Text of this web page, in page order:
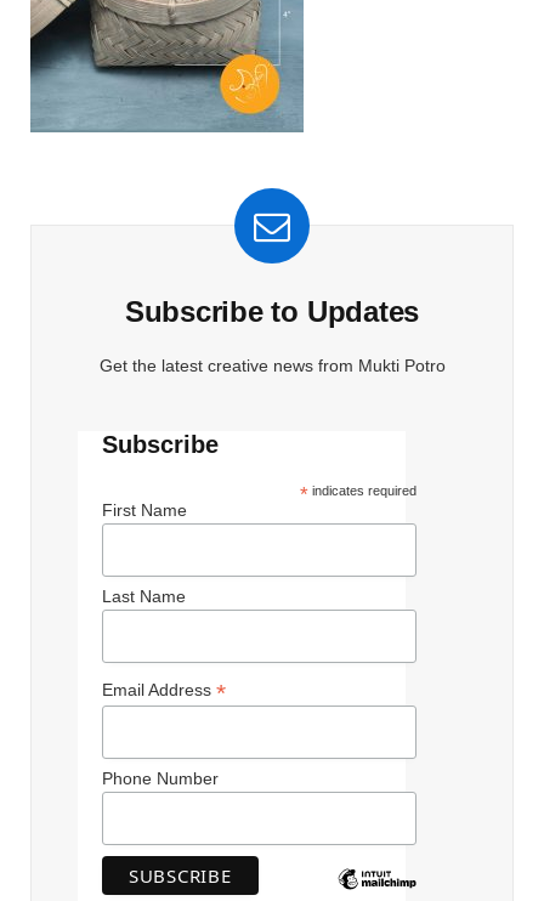
Subscribe to Updates
Get the latest creative news from Mukti Potro
Subscribe
* indicates required
First Name
Last Name
Email Address *
Phone Number